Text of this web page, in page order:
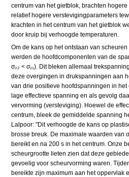
centrum van het gietblok, brachten
relatief hogere verstevigingparameters
krachten in het centrum van het gietblok
door kruip bij verhoogde temperaturen.
Om de kans op het ontstaan van
werden de hoofdcomponenten van de
σ₂₂ < σ₁₁). Dit bleken allemaal
deze overgingen in drukspanningen aan
van drie positieve hoofdspanningen in
lage effectieve spanning en als gevolg
vervorming (versteviging). Hoewel de
centrum, bleek de gemiddelde spanning
Lalpoor: "Dit verhoogde de kans op
brosse breuk. De maximale waarden van
bereikt en na 200 s in het centrum. Onze
scheurgrootte lieten zien dat deze
gevoelig voor scheurvorming waren.
bereikte zijn maximum aan het oppervlak